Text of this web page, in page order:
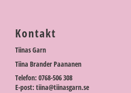
Kontakt
Tiinas Garn
Tiina Brander Paananen
Telefon: 0768-506 308
E-post: tiina@tiinasgarn.se